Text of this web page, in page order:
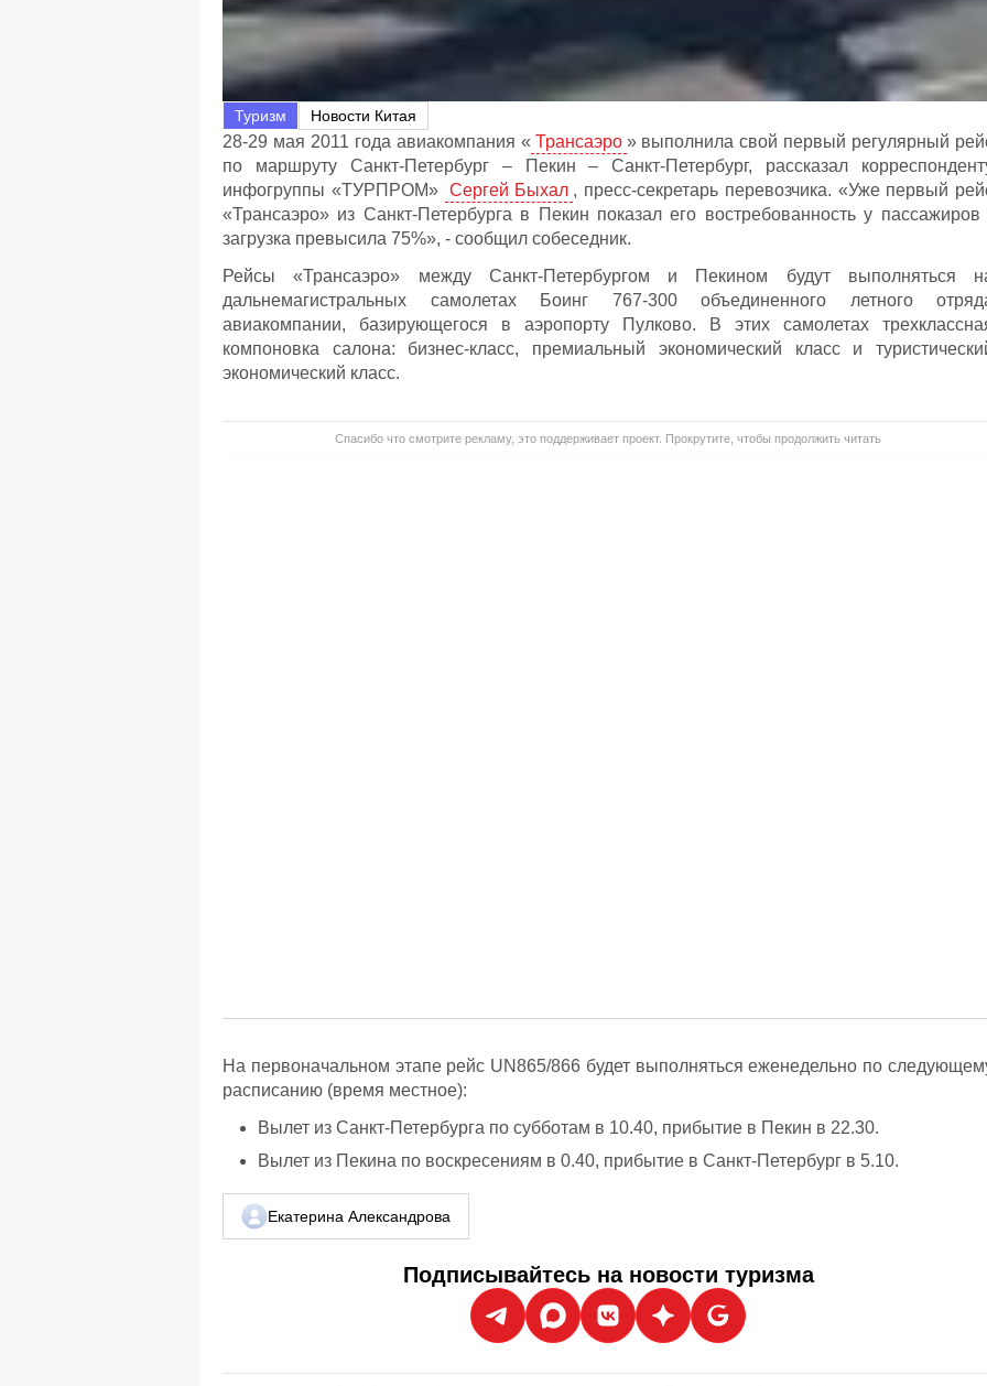
Туризм Новости Китая
28-29 мая 2011 года авиакомпания « Трансаэро » выполнила свой первый регулярный
по маршруту Санкт-Петербург – Пекин – Санкт-Петербург, рассказал
инфогруппы «ТУРПРОМ» Сергей Быхал , пресс-секретарь перевозчика. «Уже первый
«Трансаэро» из Санкт-Петербурга в Пекин показал его востребованность у пассажиров
загрузка превысила 75%», - сообщил собеседник.
Рейсы «Трансаэро» между Санкт-Петербургом и Пекином будут выполняться
дальнемагистральных самолетах Боинг 767-300 объединенного летного
авиакомпании, базирующегося в аэропорту Пулково. В этих самолетах
компоновка салона: бизнес-класс, премиальный экономический класс и
экономический класс.
Спасибо что смотрите рекламу, это поддерживает проект. Прокрутите, чтобы продолжить читать
На первоначальном этапе рейс UN865/866 будет выполняться еженедельно по
расписанию (время местное):
Вылет из Санкт-Петербурга по субботам в 10.40, прибытие в Пекин в 22.30.
Вылет из Пекина по воскресениям в 0.40, прибытие в Санкт-Петербург в 5.10.
Екатерина Александрова
Подписывайтесь на новости туризма